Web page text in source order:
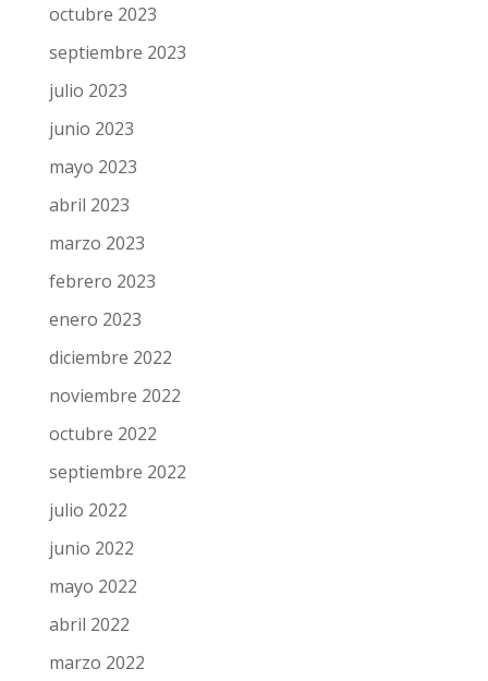
octubre 2023
septiembre 2023
julio 2023
junio 2023
mayo 2023
abril 2023
marzo 2023
febrero 2023
enero 2023
diciembre 2022
noviembre 2022
octubre 2022
septiembre 2022
julio 2022
junio 2022
mayo 2022
abril 2022
marzo 2022